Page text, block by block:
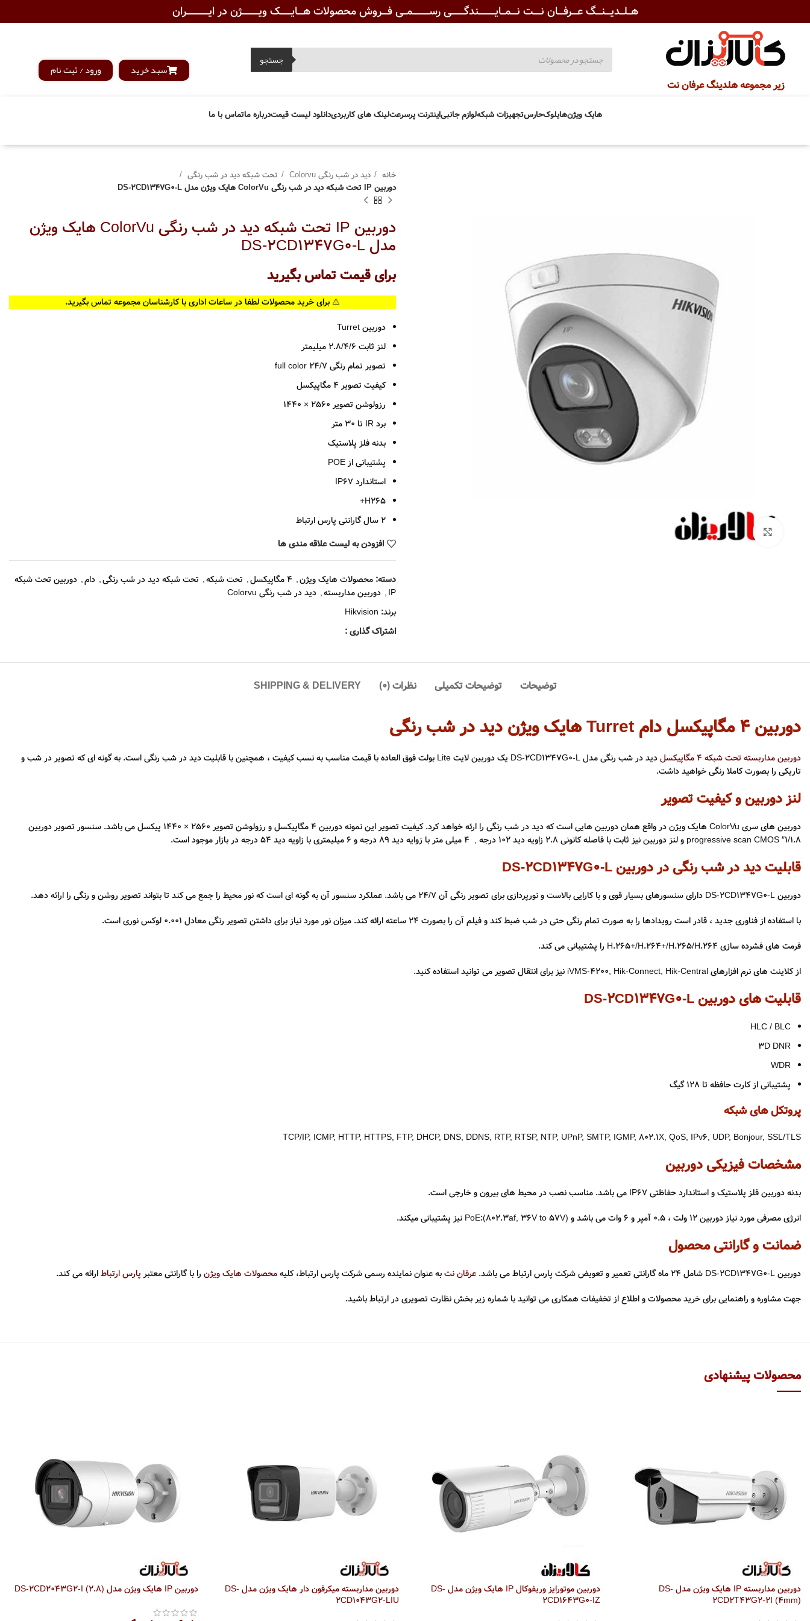
هــلــدیـــنـــگ عـــرفـــان نــــت نـــمــایـــــــــندگـــــــی رســـــــــمــی فـــروش محصولات هـــایــــــک ویـــــــــژن در ایــــــــــــران
زیر مجموعه هلدینگ عرفان نت
جستجو
سبد خرید ورود / ثبت نام
هایک ویژنهایلوکحارستجهیزات شبکهلوازم جانبیاینترنت پرسرعتلینک های کاربردیدانلود لیست قیمتدرباره ماتماس با ما
Click to enlarge
خانه دید در شب رنگی Colorvu
تحت شبکه دید در شب رنگی
دوربین IP تحت شبکه دید در شب رنگی ColorVu هایک ویژن مدل DS-2CD1347G0-L
دوربین IP تحت شبکه دید در شب رنگی ColorVu هایک ویژن
مدل DS-2CD1347G0-L
برای قیمت تماس بگیرید
⚠️ برای خرید محصولات لطفا در ساعات اداری با کارشناسان مجموعه تماس بگیرید.
دوربین Turret
لنز ثابت 2.8/4/6 میلیمتر
تصویر تمام رنگی 24/7 full color
کیفیت تصویر 4 مگاپیکسل
رزولوشن تصویر 2560 × 1440
برد IR تا 30 متر
بدنه فلز پلاستیک
پشتیبانی از POE
استاندارد IP67
H265+
2 سال گارانتی پارس ارتباط
افزودن به لیست علاقه مندی ها
دسته: محصولات هایک ویژن, 4 مگاپیکسل , تحت شبکه, تحت شبکه دید در شب رنگی, دام, دوربین تحت شبکه
IP
, دوربین مداربسته, دید در شب رنگی Colorvu
برند: Hikvision
اشتراک گذاری :
توضیحات توضیحات تکمیلی نظرات (0) SHIPPING & DELIVERY
دوربین 4 مگاپیکسل دام Turret هایک ویژن دید در شب رنگی
دوربین مداربسته تحت شبکه 4 مگاپیکسل
دید در شب رنگی مدل DS-2CD1347G0-L یک دوربین لایت Lite بولت فوق العاده با قیمت مناسب به نسب کیفیت ، همچنین با قابلیت دید در شب رنگی است. به گونه ای که تصویر در شب و
تاریکی را بصورت کاملا رنگی خواهید داشت.
لنز دوربین و کیفیت تصویر
دوربین های سری ColorVu هایک ویژن در واقع همان دوربین هایی است که دید در شب رنگی را ارئه خواهد کرد. کیفیت تصویر این نمونه دوربین 4 مگاپیکسل و رزولوشن تصویر 2560 × 1440 پیکسل می باشد. سنسور تصویر دوربین
1/1.8″ progressive scan CMOS و لنز دوربین نیز ثابت با فاصله کانونی 2.8 زاویه دید 102 درجه , 4 میلی متر با زوایه دید 89 درجه و 6 میلیمتری با زاویه دید 54 درجه در بازار موجود است.
قابلیت دید در شب رنگی در دوربین DS-2CD1347G0-L
دوربین DS-2CD1347G0-L دارای سنسورهای بسیار قوی و با کارایی بالاست و نورپردازی برای تصویر رنگی آن 24/7 می باشد. عملکرد سنسور آن به گونه ای است که نور محیط را جمع می کند تا بتواند تصویر روشن و رنگی را ارائه دهد.
با استفاده از فناوری جدید ، قادر است رویدادها را به صورت تمام رنگی حتی در شب ضبط کند و فیلم آن را بصورت 24 ساعته ارائه کند. میزان نور مورد نیاز برای داشتن تصویر رنگی معادل 0.001 لوکس نوری است.
فرمت های فشرده سازی H.265+/H.264+/H.265/H.264 را پشتیبانی می کند.
از کلاینت های نرم افزارهای iVMS-4200, Hik-Connect, Hik-Central نیز برای انتقال تصویر می توانید استفاده کنید.
قابلیت های دوربین DS-2CD1347G0-L
HLC / BLC
3D DNR
WDR
پشتیبانی از کارت حافظه تا 128 گیگ
پروتکل های شبکه
TCP/IP, ICMP, HTTP, HTTPS, FTP, DHCP, DNS, DDNS, RTP, RTSP, NTP, UPnP, SMTP, IGMP, 802.1X, QoS, IPv6, UDP, Bonjour, SSL/TLS
مشخصات فیزیکی دوربین
بدنه دوربین فلز پلاستیک و استاندارد حفاظتی IP67 می باشد. مناسب نصب در محیط های بیرون و خارجی است.
انرژی مصرفی مورد نیاز دوربین 12 ولت ، 0.5 آمپر و 6 وات می باشد و
PoE:(802.3af, 36V to 57V) نیز پشتیبانی میکند.
ضمانت و گارانتی محصول
دوربین DS-2CD1347G0-L شامل 24 ماه گارانتی تعمیر و تعویض شرکت پارس ارتباط می باشد. عرفان نتبه عنوان نماینده رسمی شرکت پارس ارتباط، کلیهمحصولات هایک ویژن را با گارانتی معتبر پارس ارتباطارائه می کند.
جهت مشاوره و راهنمایی برای خرید محصولات و اطلاع از تخفیفات همکاری می توانید با شماره زیر بخش نظارت تصویری در ارتباط باشید.
دوربین مداربسته IP هایک ویژن مدل DS-
2CD2T43G2-2I (4mm)
دوربین موتورایز وریفوکال IP هایک ویژن مدل DS-
2CD1643G0-IZ
دوربین مداربسته میکرفون دار هایک ویژن مدل DS-
2CD1043G2-LIU
دوربین IP هایک ویژن مدل DS-2CD2043G2-I (2.8)